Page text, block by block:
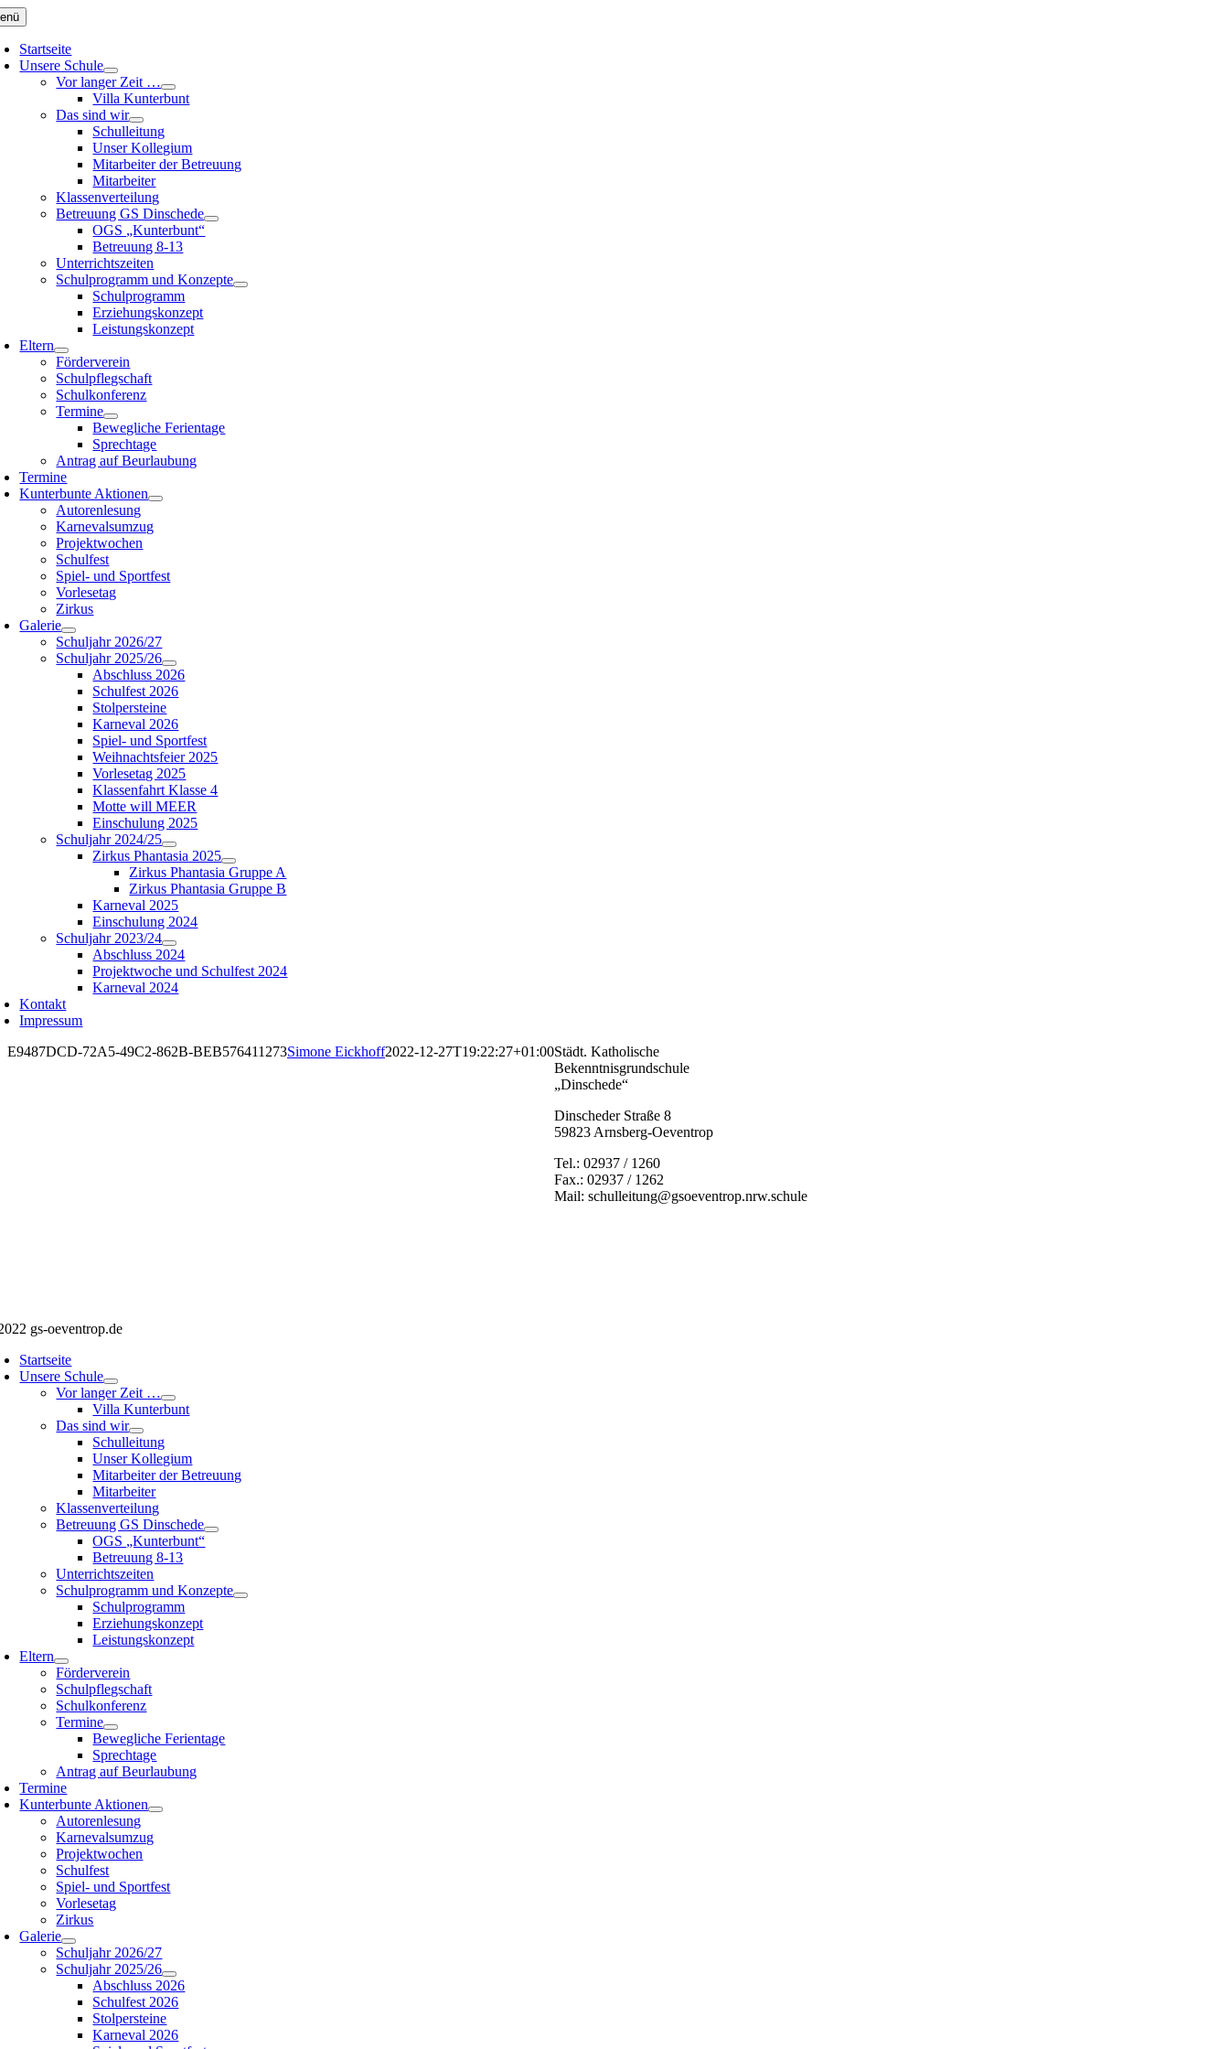
Zum
Inhalt
springen
Startseite
Unsere Schule
Vor langer Zeit …
Villa Kunterbunt
Das sind wir
Schulleitung
Unser Kollegium
Mitarbeiter der Betreuung
Mitarbeiter
Klassenverteilung
Betreuung GS Dinschede
OGS „Kunterbunt“
Betreuung 8-13
Unterrichtszeiten
Schulprogramm und Konzepte
Schulprogramm
Erziehungskonzept
Leistungskonzept
Eltern
Förderverein
Schulpflegschaft
Schulkonferenz
Termine
Bewegliche Ferientage
Sprechtage
Antrag auf Beurlaubung
Termine
Kunterbunte Aktionen
Autorenlesung
Karnevalsumzug
Projektwochen
Schulfest
Spiel- und Sportfest
Vorlesetag
Zirkus
Galerie
Schuljahr 2026/27
Schuljahr 2025/26
Abschluss 2026
Schulfest 2026
Stolpersteine
Karneval 2026
Spiel- und Sportfest
Weihnachtsfeier 2025
Vorlesetag 2025
Klassenfahrt Klasse 4
Motte will MEER
Einschulung 2025
Schuljahr 2024/25
Zirkus Phantasia 2025
Zirkus Phantasia Gruppe A
Zirkus Phantasia Gruppe B
Karneval 2025
Einschulung 2024
Schuljahr 2023/24
Abschluss 2024
Projektwoche und Schulfest 2024
Karneval 2024
Kontakt
Impressum
E9487DCD-72A5-49C2-862B-BEB576411273Simone Eickhoff2022-12-27T19:22:27+01:00Städt. Katholische
Bekenntnisgrundschule
„Dinschede“
Dinscheder Straße 8
59823 Arnsberg-Oeventrop
Tel.: 02937 / 1260
Fax.: 02937 / 1262
Mail: schulleitung@gsoeventrop.nrw.schule
gs-oeventrop.de
Startseite
Unsere Schule
Vor langer Zeit …
Villa Kunterbunt
Das sind wir
Schulleitung
Unser Kollegium
Mitarbeiter der Betreuung
Mitarbeiter
Klassenverteilung
Betreuung GS Dinschede
OGS „Kunterbunt“
Betreuung 8-13
Unterrichtszeiten
Schulprogramm und Konzepte
Schulprogramm
Erziehungskonzept
Leistungskonzept
Eltern
Förderverein
Schulpflegschaft
Schulkonferenz
Termine
Bewegliche Ferientage
Sprechtage
Antrag auf Beurlaubung
Termine
Kunterbunte Aktionen
Autorenlesung
Karnevalsumzug
Projektwochen
Schulfest
Spiel- und Sportfest
Vorlesetag
Zirkus
Galerie
Schuljahr 2026/27
Schuljahr 2025/26
Abschluss 2026
Schulfest 2026
Stolpersteine
Karneval 2026